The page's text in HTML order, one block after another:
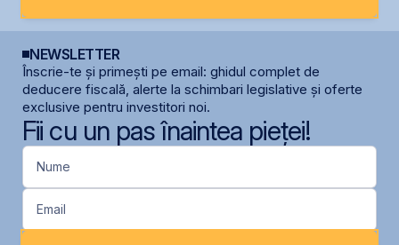
NEWSLETTER
Înscrie-te și primești pe email: ghidul complet de
deducere fiscală, alerte la schimbari legislative și oferte
exclusive pentru investitori noi.
Fii cu un pas înaintea pieței!
Nume
Email